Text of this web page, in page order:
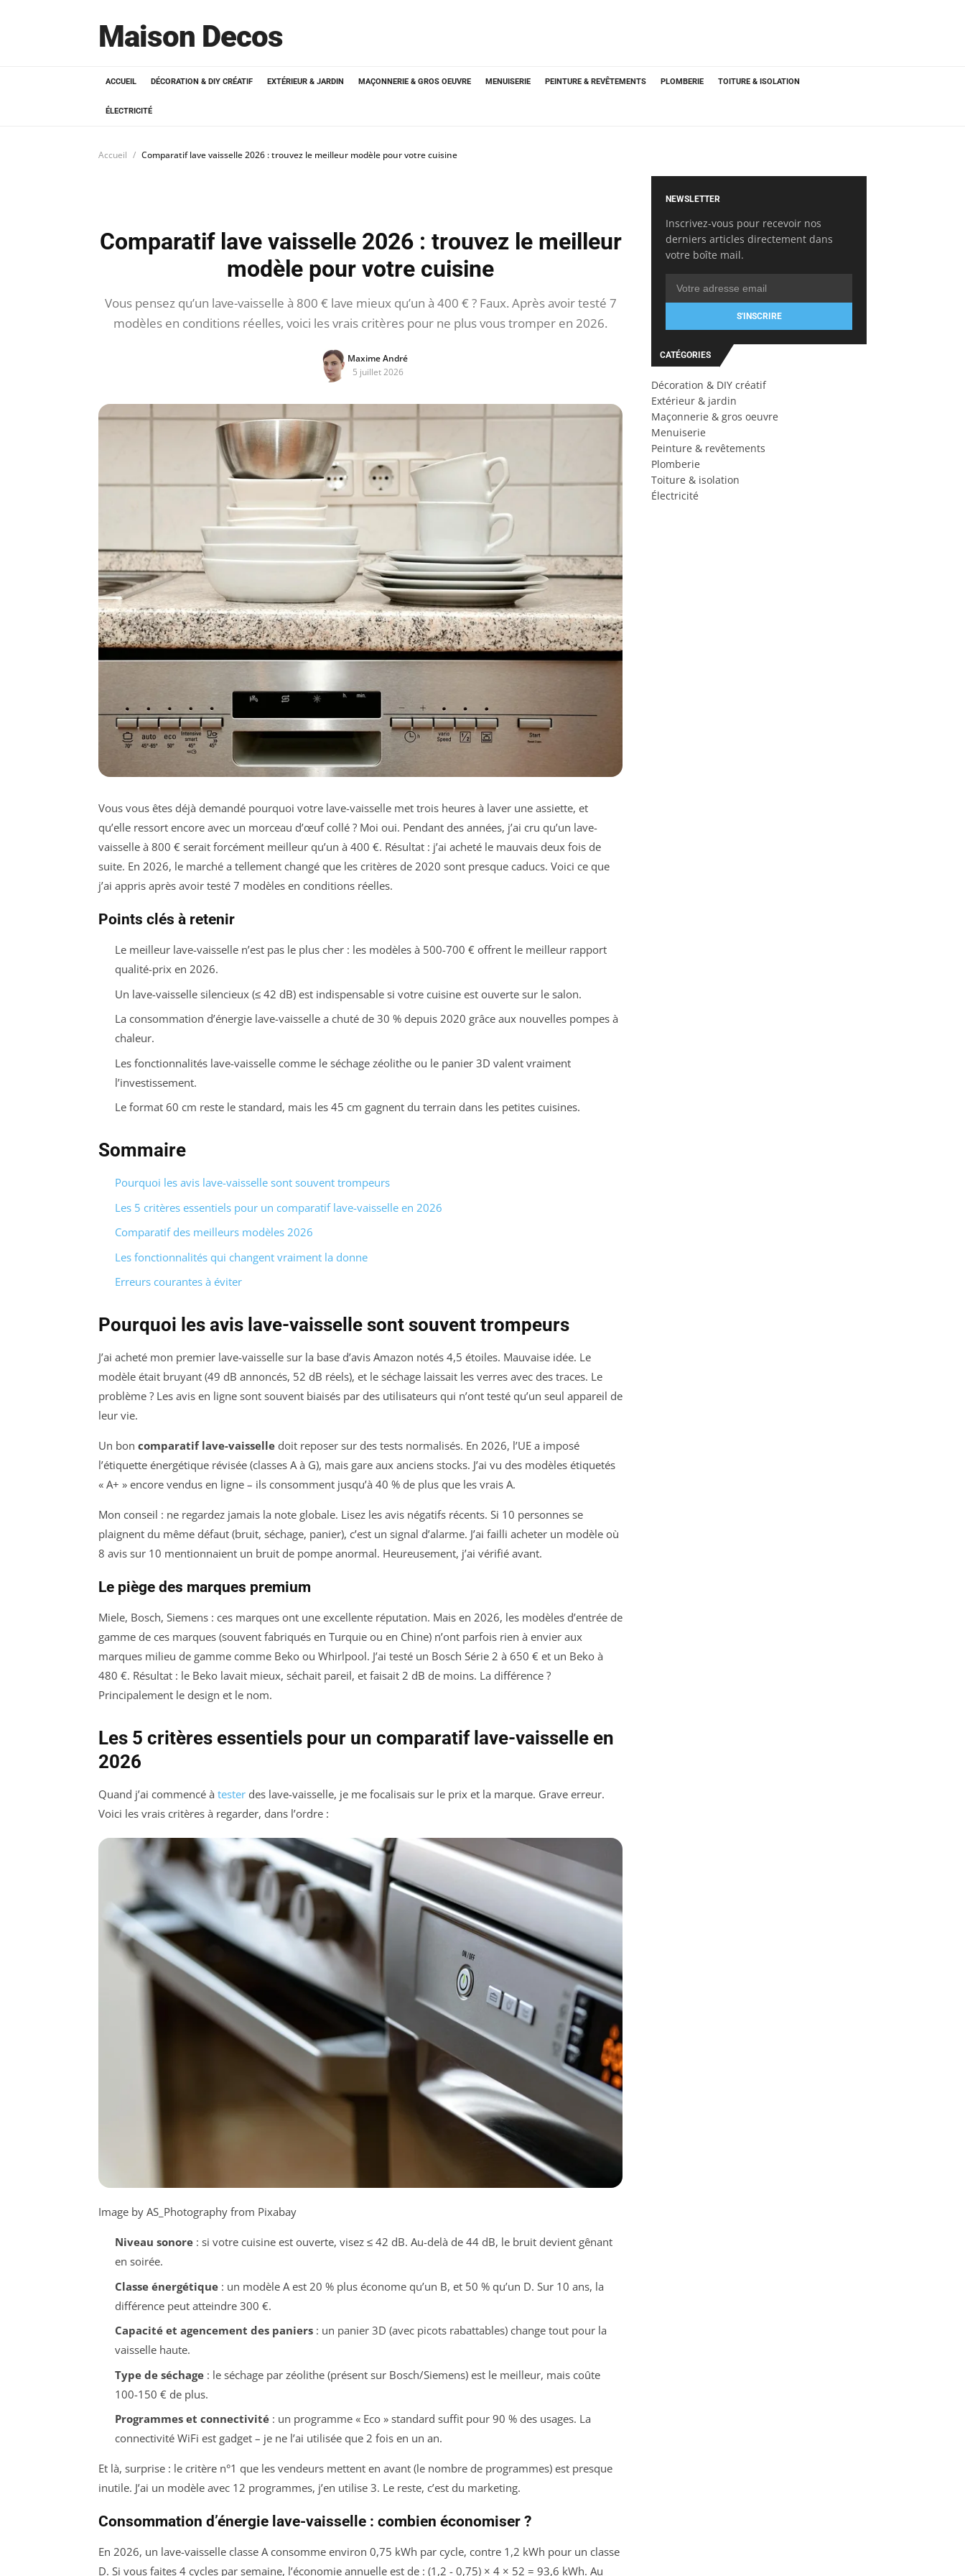
Maison Decos
ACCUEIL DÉCORATION & DIY CRÉATIF EXTÉRIEUR & JARDIN MAÇONNERIE & GROS OEUVRE MENUISERIE PEINTURE & REVÊTEMENTS PLOMBERIE TOITURE & ISOLATION
ÉLECTRICITÉ
Accueil Comparatif lave vaisselle 2026 : trouvez le meilleur modèle pour votre cuisine
Comparatif lave vaisselle 2026 : trouvez le meilleur
modèle pour votre cuisine
Vous pensez qu’un lave-vaisselle à 800 € lave mieux qu’un à 400 € ? Faux. Après avoir testé 7
modèles en conditions réelles, voici les vrais critères pour ne plus vous tromper en 2026.
Maxime André
5 juillet 2026
Vous vous êtes déjà demandé pourquoi votre lave-vaisselle met trois heures à laver une assiette, et
qu’elle ressort encore avec un morceau d’œuf collé ? Moi oui. Pendant des années, j’ai cru qu’un lave-
vaisselle à 800 € serait forcément meilleur qu’un à 400 €. Résultat : j’ai acheté le mauvais deux fois de
suite. En 2026, le marché a tellement changé que les critères de 2020 sont presque caducs. Voici ce que
j’ai appris après avoir testé 7 modèles en conditions réelles.
Points clés à retenir
Le meilleur lave-vaisselle n’est pas le plus cher : les modèles à 500-700 € offrent le meilleur rapport
qualité-prix en 2026.
Un lave-vaisselle silencieux (≤ 42 dB) est indispensable si votre cuisine est ouverte sur le salon.
La consommation d’énergie lave-vaisselle a chuté de 30 % depuis 2020 grâce aux nouvelles pompes à
chaleur.
Les fonctionnalités lave-vaisselle comme le séchage zéolithe ou le panier 3D valent vraiment
l’investissement.
Le format 60 cm reste le standard, mais les 45 cm gagnent du terrain dans les petites cuisines.
Sommaire
Pourquoi les avis lave-vaisselle sont souvent trompeurs
Les 5 critères essentiels pour un comparatif lave-vaisselle en 2026
Comparatif des meilleurs modèles 2026
Les fonctionnalités qui changent vraiment la donne
Erreurs courantes à éviter
Pourquoi les avis lave-vaisselle sont souvent trompeurs
J’ai acheté mon premier lave-vaisselle sur la base d’avis Amazon notés 4,5 étoiles. Mauvaise idée. Le
modèle était bruyant (49 dB annoncés, 52 dB réels), et le séchage laissait les verres avec des traces. Le
problème ? Les avis en ligne sont souvent biaisés par des utilisateurs qui n’ont testé qu’un seul appareil de
leur vie.
Un bon comparatif lave-vaisselle doit reposer sur des tests normalisés. En 2026, l’UE a imposé
l’étiquette énergétique révisée (classes A à G), mais gare aux anciens stocks. J’ai vu des modèles étiquetés
« A+ » encore vendus en ligne – ils consomment jusqu’à 40 % de plus que les vrais A.
Mon conseil : ne regardez jamais la note globale. Lisez les avis négatifs récents. Si 10 personnes se
plaignent du même défaut (bruit, séchage, panier), c’est un signal d’alarme. J’ai failli acheter un modèle où
8 avis sur 10 mentionnaient un bruit de pompe anormal. Heureusement, j’ai vérifié avant.
Le piège des marques premium
Miele, Bosch, Siemens : ces marques ont une excellente réputation. Mais en 2026, les modèles d’entrée de
gamme de ces marques (souvent fabriqués en Turquie ou en Chine) n’ont parfois rien à envier aux
marques milieu de gamme comme Beko ou Whirlpool. J’ai testé un Bosch Série 2 à 650 € et un Beko à
480 €. Résultat : le Beko lavait mieux, séchait pareil, et faisait 2 dB de moins. La différence ?
Principalement le design et le nom.
Les 5 critères essentiels pour un comparatif lave-vaisselle en
2026
Quand j’ai commencé à tester des lave-vaisselle, je me focalisais sur le prix et la marque. Grave erreur.
Voici les vrais critères à regarder, dans l’ordre :
Image by AS_Photography from Pixabay
Niveau sonore: si votre cuisine est ouverte, visez ≤ 42 dB. Au-delà de 44 dB, le bruit devient gênant
en soirée.
Classe énergétique: un modèle A est 20 % plus économe qu’un B, et 50 % qu’un D. Sur 10 ans, la
différence peut atteindre 300 €.
Capacité et agencement des paniers: un panier 3D (avec picots rabattables) change tout pour la
vaisselle haute.
Type de séchage: le séchage par zéolithe (présent sur Bosch/Siemens) est le meilleur, mais coûte
100-150 € de plus.
Programmes et connectivité: un programme « Eco » standard suffit pour 90 % des usages. La
connectivité WiFi est gadget – je ne l’ai utilisée que 2 fois en un an.
Et là, surprise : le critère n°1 que les vendeurs mettent en avant (le nombre de programmes) est presque
inutile. J’ai un modèle avec 12 programmes, j’en utilise 3. Le reste, c’est du marketing.
Consommation d’énergie lave-vaisselle : combien économiser ?
En 2026, un lave-vaisselle classe A consomme environ 0,75 kWh par cycle, contre 1,2 kWh pour un classe
D. Si vous faites 4 cycles par semaine, l’économie annuelle est de : (1,2 - 0,75) × 4 × 52 = 93,6 kWh. Au
NEWSLETTER
Inscrivez-vous pour recevoir nos
derniers articles directement dans
votre boîte mail.
S'INSCRIRE
CATÉGORIES
Décoration & DIY créatif
Extérieur & jardin
Maçonnerie & gros oeuvre
Menuiserie
Peinture & revêtements
Plomberie
Toiture & isolation
Électricité